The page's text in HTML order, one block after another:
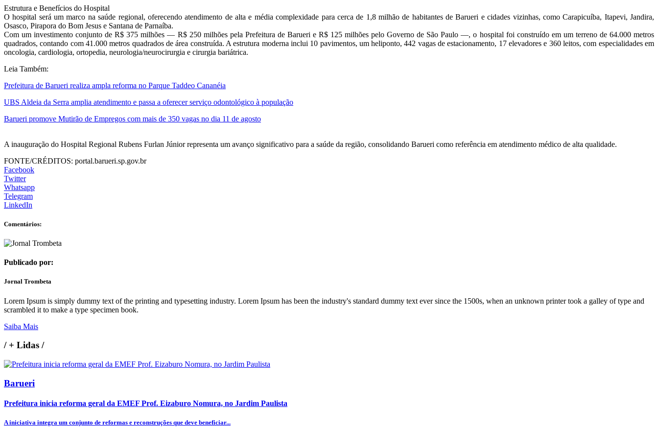
Estrutura e Benefícios do Hospital
O hospital será um marco na saúde regional, oferecendo atendimento de alta e média complexidade para cerca de 1,8 milhão de habitantes de Barueri e cidades vizinhas, como Carapicuíba, Itapevi, Jandira,
Osasco, Pirapora do Bom Jesus e Santana de Parnaíba.
Com um investimento conjunto de R$ 375 milhões — R$ 250 milhões pela Prefeitura de Barueri e R$ 125 milhões pelo Governo de São Paulo —, o hospital foi construído em um terreno de 64.000 metros
quadrados, contando com 41.000 metros quadrados de área construída. A estrutura moderna inclui 10 pavimentos, um heliponto, 442 vagas de estacionamento, 17 elevadores e 360 leitos, com especialidades em
oncologia, cardiologia, ortopedia, neurologia/neurocirurgia e cirurgia bariátrica.
Leia Também:
Prefeitura de Barueri realiza ampla reforma no Parque Taddeo Cananéia
UBS Aldeia da Serra amplia atendimento e passa a oferecer serviço odontológico à população
Barueri promove Mutirão de Empregos com mais de 350 vagas no dia 11 de agosto
A inauguração do Hospital Regional Rubens Furlan Júnior representa um avanço significativo para a saúde da região, consolidando Barueri como referência em atendimento médico de alta qualidade.
FONTE/CRÉDITOS: portal.barueri.sp.gov.br
Facebook
Twitter
Whatsapp
Telegram
LinkedIn
Comentários:
Publicado por:
Jornal Trombeta
Lorem Ipsum is simply dummy text of the printing and typesetting industry. Lorem Ipsum has been the industry's standard dummy text ever since the 1500s, when an unknown printer took a galley of type and
scrambled it to make a type specimen book.
Saiba Mais
/+ Lidas /
Barueri
Prefeitura inicia reforma geral da EMEF Prof. Eizaburo Nomura, no Jardim Paulista
A iniciativa integra um conjunto de reformas e reconstruções que deve beneficiar...